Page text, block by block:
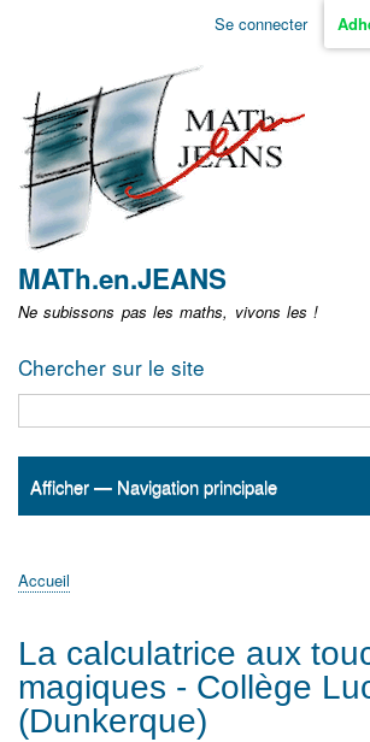
Aller
non
identifié
Se connecter
MATh.en.JEANS
Ne subissons pas les maths, vivons les !
Chercher sur le site
Navigation
Afficher — Navigation principale
Accueil
ActualitésMATh.en.JEANS ?
Régions et Ateliers
Créer, gérer un atelier
Sujets/Publications
Congrès
d'Ariane
Accueil
La calculatrice aux
magiques - Collège
(Dunkerque)